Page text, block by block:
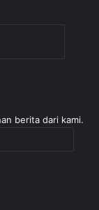
berita dari kami.